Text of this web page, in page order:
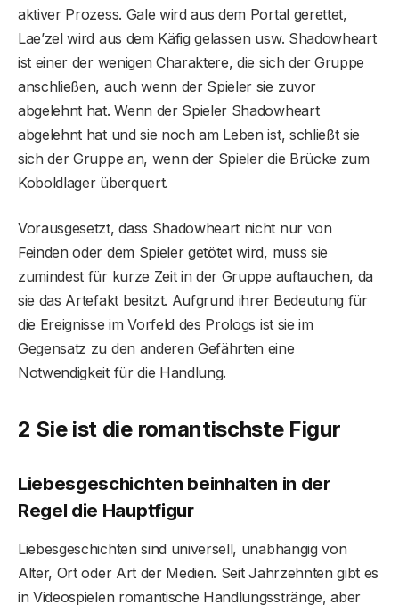
aktiver Prozess. Gale wird aus dem Portal gerettet,
Lae’zel wird aus dem Käfig gelassen usw. Shadowheart
ist einer der wenigen Charaktere, die sich der Gruppe
anschließen, auch wenn der Spieler sie zuvor
abgelehnt hat. Wenn der Spieler Shadowheart
abgelehnt hat und sie noch am Leben ist, schließt sie
sich der Gruppe an, wenn der Spieler die Brücke zum
Koboldlager überquert.
Vorausgesetzt, dass Shadowheart nicht nur von
Feinden oder dem Spieler getötet wird, muss sie
zumindest für kurze Zeit in der Gruppe auftauchen, da
sie das Artefakt besitzt. Aufgrund ihrer Bedeutung für
die Ereignisse im Vorfeld des Prologs ist sie im
Gegensatz zu den anderen Gefährten eine
Notwendigkeit für die Handlung.
2 Sie ist die romantischste Figur
Liebesgeschichten beinhalten in der
Regel die Hauptfigur
Liebesgeschichten sind universell, unabhängig von
Alter, Ort oder Art der Medien. Seit Jahrzehnten gibt es
in Videospielen romantische Handlungsstränge, aber